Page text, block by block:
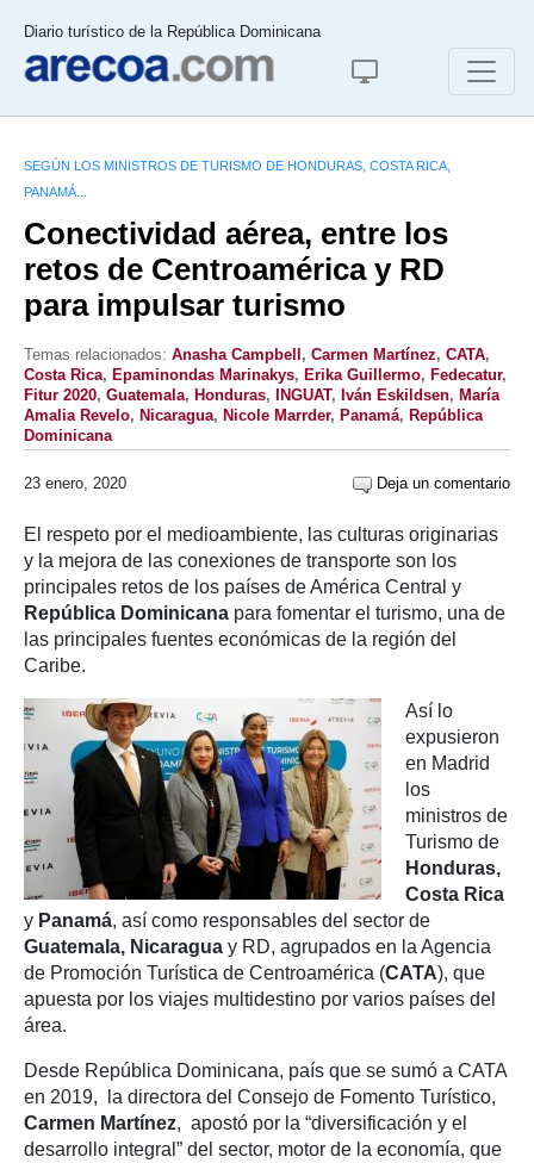
Diario turístico de la República Dominicana
SEGÚN LOS MINISTROS DE TURISMO DE HONDURAS, COSTA RICA,
PANAMÁ...
Conectividad aérea, entre los
retos de Centroamérica y RD
para impulsar turismo
Temas relacionados: Anasha Campbell , Carmen Martínez, CATA,
Costa Rica, Epaminondas Marinakys, Erika Guillermo, Fedecatur,
Fitur 2020, Guatemala, Honduras, INGUAT, Iván Eskildsen, María
Amalia Revelo, Nicaragua, Nicole Marrder, Panamá, República
Dominicana
23 enero, 2020 Deja un comentario
El respeto por el medioambiente, las culturas originarias
y la mejora de las conexiones de transporte son los
principales retos de los países de América Central y
República Dominicana para fomentar el turismo, una de
las principales fuentes económicas de la región del
Caribe.
Así lo
expusieron
en Madrid
los
ministros de
Turismo de
Honduras,
Costa Rica
y Panamá, así como responsables del sector de
Guatemala, Nicaragua y RD, agrupados en la Agencia
de Promoción Turística de Centroamérica (CATA), que
apuesta por los viajes multidestino por varios países del
área.
Desde República Dominicana, país que se sumó a CATA
en 2019, la directora del Consejo de Fomento Turístico,
Carmen Martínez, apostó por la “diversificación y el
desarrollo integral” del sector, motor de la economía, que